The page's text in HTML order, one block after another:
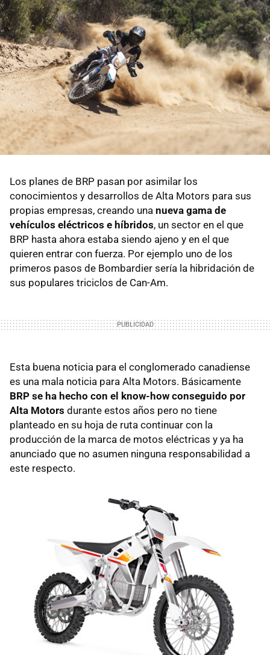
Los planes de BRP pasan por asimilar los
conocimientos y desarrollos de Alta Motors para sus
propias empresas, creando una nueva gama de
vehículos eléctricos e híbridos, un sector en el que
BRP hasta ahora estaba siendo ajeno y en el que
quieren entrar con fuerza. Por ejemplo uno de los
primeros pasos de Bombardier sería la hibridación de
sus populares triciclos de Can-Am.
Esta buena noticia para el conglomerado canadiense
es una mala noticia para Alta Motors. Básicamente
BRP se ha hecho con el know-how conseguido por
Alta Motors durante estos años pero no tiene
planteado en su hoja de ruta continuar con la
producción de la marca de motos eléctricas y ya ha
anunciado que no asumen ninguna responsabilidad a
este respecto.